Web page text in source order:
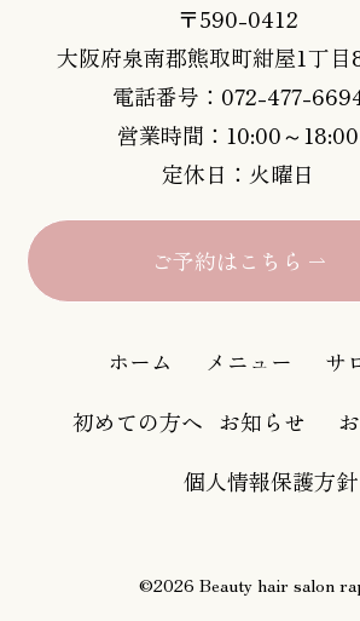
〒590-0412
大阪府泉南郡熊取町紺屋1丁目
電話番号：072-477-
営業時間：10:00～18:00
定休日：火曜日
ご予約はこちら
ホーム メニュー
サ
初めての方へ お知らせ
個人情報保護方針
©2026 Beauty hair salon